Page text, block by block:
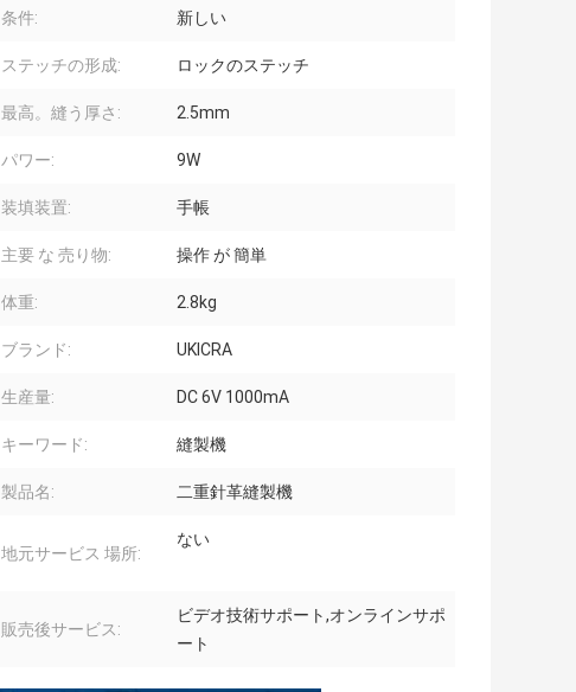
条件: 新しい
ステッチの形成: ロックのステッチ
最高。縫う厚さ: 2.5mm
パワー: 9W
装填装置: 手帳
主要 な 売り物: 操作 が 簡単
体重: 2.8kg
ブランド: UKICRA
生産量: DC 6V 1000mA
キーワード: 縫製機
製品名: 二重針革縫製機
地元サービス 場所:
ない
販売後サービス:
ビデオ技術サポート,オンラインサポ
ート